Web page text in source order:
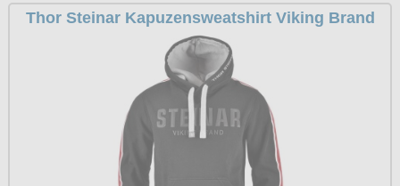
Thor Steinar Kapuzensweatshirt Viking Brand